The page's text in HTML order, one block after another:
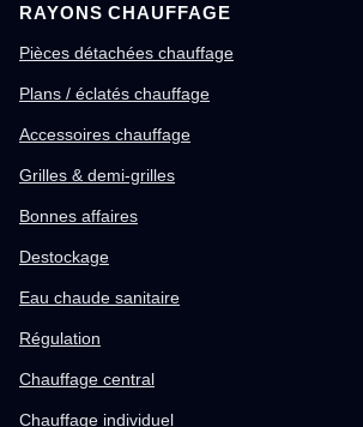
RAYONS CHAUFFAGE
Pièces détachées chauffage
Plans / éclatés chauffage
Accessoires chauffage
Grilles & demi-grilles
Bonnes affaires
Destockage
Eau chaude sanitaire
Régulation
Chauffage central
Chauffage individuel